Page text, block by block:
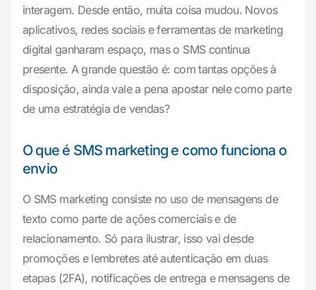
interagem. Desde então, muita coisa mudou. Novos
aplicativos, redes sociais e ferramentas de marketing
digital ganharam espaço, mas o SMS continua
presente. A grande questão é: com tantas opções à
disposição, ainda vale a pena apostar nele como parte
de uma estratégia de vendas?
O que é SMS marketing e como funciona o
envio
O SMS marketing consiste no uso de mensagens de
texto como parte de ações comerciais e de
relacionamento. Só para ilustrar, isso vai desde
promoções e lembretes até autenticação em duas
etapas (2FA), notificações de entrega e mensagens de